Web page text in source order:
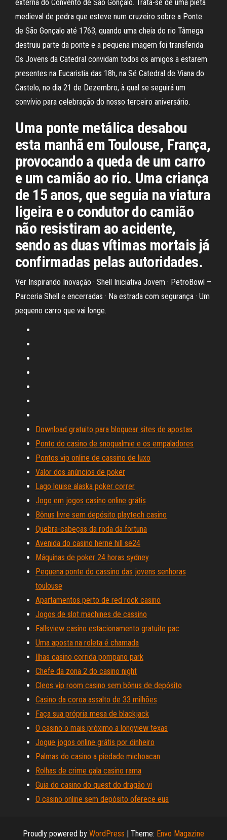
externa do Convento de São Gonçalo. Trata-se de uma pietà
medieval de pedra que esteve num cruzeiro sobre a Ponte
de São Gonçalo até 1763, quando uma cheia do rio Tâmega
destruiu parte da ponte e a pequena imagem foi transferida
Os Jovens da Catedral convidam todos os amigos a estarem
presentes na Eucaristia das 18h, na Sé Catedral de Viana do
Castelo, no dia 21 de Dezembro, à qual se seguirá um
convívio para celebração do nosso terceiro aniversário.
Uma ponte metálica desabou
esta manhã em Toulouse, França,
provocando a queda de um carro
e um camião ao rio. Uma criança
de 15 anos, que seguia na viatura
ligeira e o condutor do camião
não resistiram ao acidente,
sendo as duas vítimas mortais já
confirmadas pelas autoridades.
Ver Inspirando Inovação · Shell Iniciativa Jovem · PetroBowl –
Parceria Shell e encerradas · Na estrada com segurança · Um
pequeno carro que vai longe.
Download gratuito para bloquear sites de apostas
Ponto do casino de snoqualmie e os empaladores
Pontos vip online de cassino de luxo
Valor dos anúncios de poker
Lago louise alaska poker correr
Jogo em jogos casino online grátis
Bônus livre sem depósito playtech casino
Quebra-cabeças da roda da fortuna
Avenida do casino herne hill se24
Máquinas de poker 24 horas sydney
Pequena ponte do cassino das jovens senhoras
toulouse
Apartamentos perto de red rock casino
Jogos de slot machines de cassino
Fallsview casino estacionamento gratuito pac
Uma aposta na roleta é chamada
Ilhas casino corrida pompano park
Chefe da zona 2 do casino night
Cleos vip room casino sem bônus de depósito
Casino da coroa assalto de 33 milhões
Faça sua própria mesa de blackjack
O casino o mais próximo a longview texas
Jogue jogos online grátis por dinheiro
Palmas do casino a piedade michoacan
Rolhas de crime gala casino rama
Guia do casino do quest do dragão vi
O casino online sem depósito oferece eua
Proudly powered by WordPress | Theme: Envo Magazine